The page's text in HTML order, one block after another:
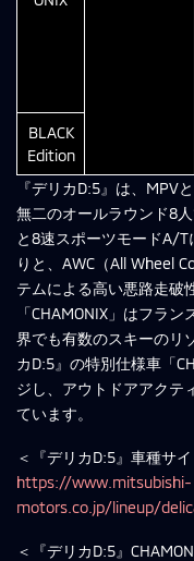
BLACK
Edition
『デリカD:5』は、MPV
無二のオールラウンド8
と8速スポーツモードA/
りと、AWC（All Wheel
テムによる高い悪路走破
「CHAMONIX」はフラ
界でも有数のスキーのリ
カD:5』の特別仕様車「
ジし、アウトドアアクテ
ています。
＜『デリカD:5』車種サ
https://www.mitsubishi-
motors.co.jp/lineup/
＜『デリカD:5』